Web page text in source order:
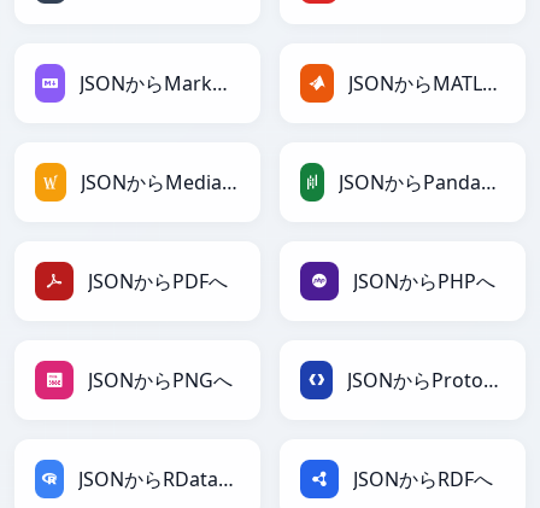
JSONからMarkdownへ JSONからMATLABへ
JSONからMediaWikiへ JSONからPandasDataFrameへ
JSONからPDFへ JSONからPHPへ
JSONからPNGへ JSONからProtobufへ
JSONからRDataFrameへ JSONからRDFへ